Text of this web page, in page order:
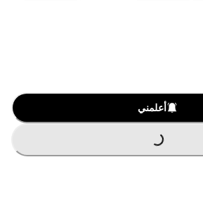
أعلمني
G
.